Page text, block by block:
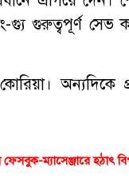
গ্যু গুরুত্বপূর্ণ
অন্যদিকে
ফেসবুক-ম্যাসেঞ্জারে হঠাৎ